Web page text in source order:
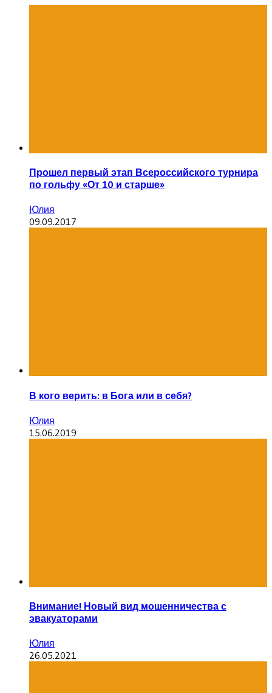
Прошел первый этап Всероссийского турнира
по гольфу «От 10 и старше»
Юлия
09.09.2017
В кого верить: в Бога или в себя?
Юлия
15.06.2019
Внимание! Новый вид мошенничества с
эвакуаторами
Юлия
26.05.2021